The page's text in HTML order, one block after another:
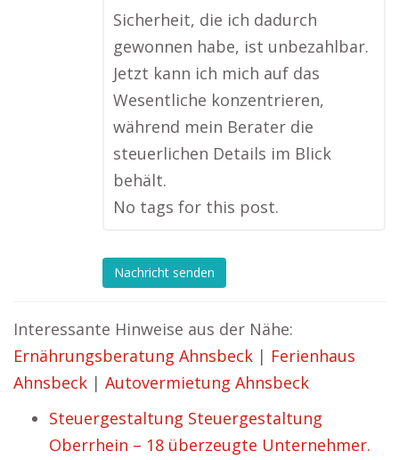
Sicherheit, die ich dadurch
gewonnen habe, ist unbezahlbar.
Jetzt kann ich mich auf das
Wesentliche konzentrieren,
während mein Berater die
steuerlichen Details im Blick
behält.
No tags for this post.
Nachricht senden
Interessante Hinweise aus der Nähe:
Ernährungsberatung Ahnsbeck | Ferienhaus
Ahnsbeck | Autovermietung Ahnsbeck
Steuergestaltung Steuergestaltung
Oberrhein – 18 überzeugte Unternehmer.